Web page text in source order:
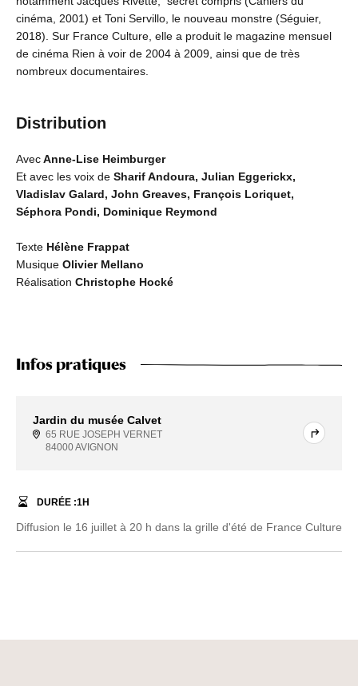
cinéma, 2001) et Toni Servillo, le nouveau monstre (Séguier,
2018). Sur France Culture, elle a produit le magazine mensuel
de cinéma Rien à voir de 2004 à 2009, ainsi que de très
nombreux documentaires.
Distribution
AvecAnne-Lise Heimburger
Et avec les voix de Sharif Andoura, Julian Eggerickx,
Vladislav Galard, John Greaves, François Loriquet,
Séphora Pondi, Dominique Reymond
Texte Hélène Frappat
Musique Olivier Mellano
Réalisation Christophe Hocké
Infos pratiques
Jardin du musée Calvet
65 RUE JOSEPH VERNET
84000 AVIGNON
DURÉE :1H
Diffusion le 16 juillet à 20 h dans la grille d'été de France Culture